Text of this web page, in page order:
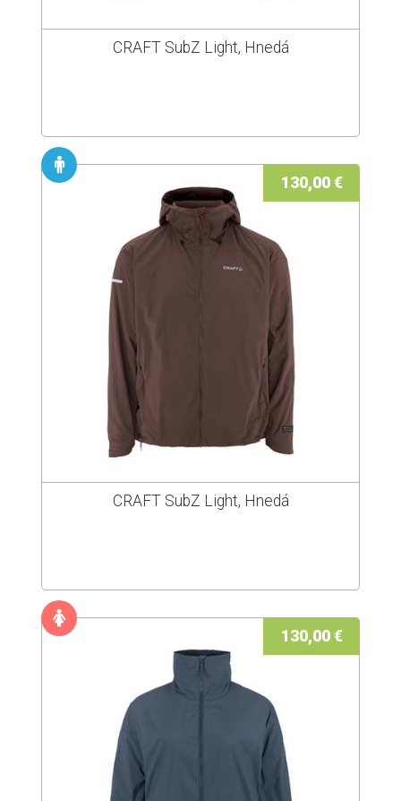
CRAFT SubZ Light, Hnedá
130,00 €
CRAFT SubZ Light, Hnedá
130,00 €